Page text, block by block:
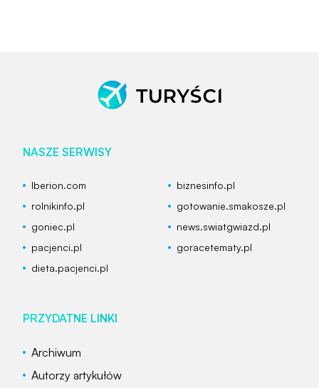
NASZE SERWISY
Iberion.com
biznesinfo.pl
rolnikinfo.pl
gotowanie.smakosze.pl
goniec.pl
news.swiatgwiazd.pl
pacjenci.pl
goracetematy.pl
dieta.pacjenci.pl
PRZYDATNE LINKI
Archiwum
Autorzy artykułów